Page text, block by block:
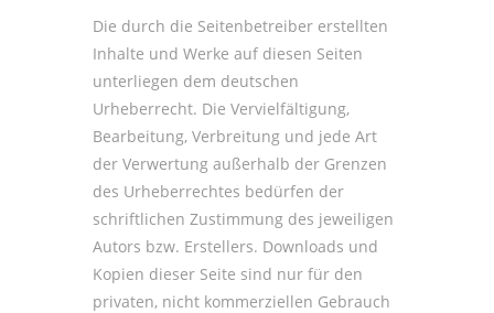
Die durch die Seitenbetreiber erstellten
Inhalte und Werke auf diesen Seiten
unterliegen dem deutschen
Urheberrecht. Die Vervielfältigung,
Bearbeitung, Verbreitung und jede Art
der Verwertung außerhalb der Grenzen
des Urheberrechtes bedürfen der
schriftlichen Zustimmung des jeweiligen
Autors bzw. Erstellers. Downloads und
Kopien dieser Seite sind nur für den
privaten, nicht kommerziellen Gebrauch